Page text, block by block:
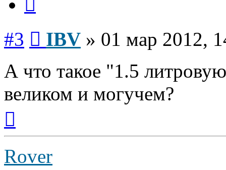
#3 IBV » 01 мар 2012,
А что такое "1.5
великом и могучем?
началу
Rover